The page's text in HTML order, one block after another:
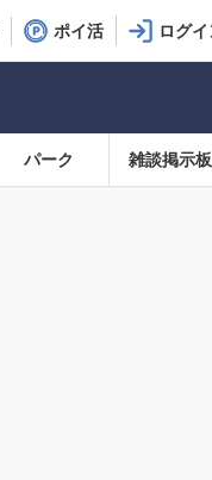
ポイ活
パーク 雑談掲示板